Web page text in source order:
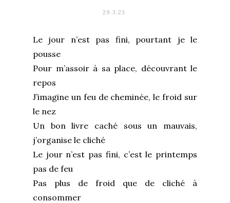
29.3.23
Le jour n’est pas fini, pourtant je le
pousse
Pour m’assoir à sa place, découvrant le
repos
J’imagine un feu de cheminée, le froid sur
le nez
Un bon livre caché sous un mauvais,
j’organise le cliché
Le jour n’est pas fini, c’est le printemps
pas de feu
Pas plus de froid que de cliché à
consommer